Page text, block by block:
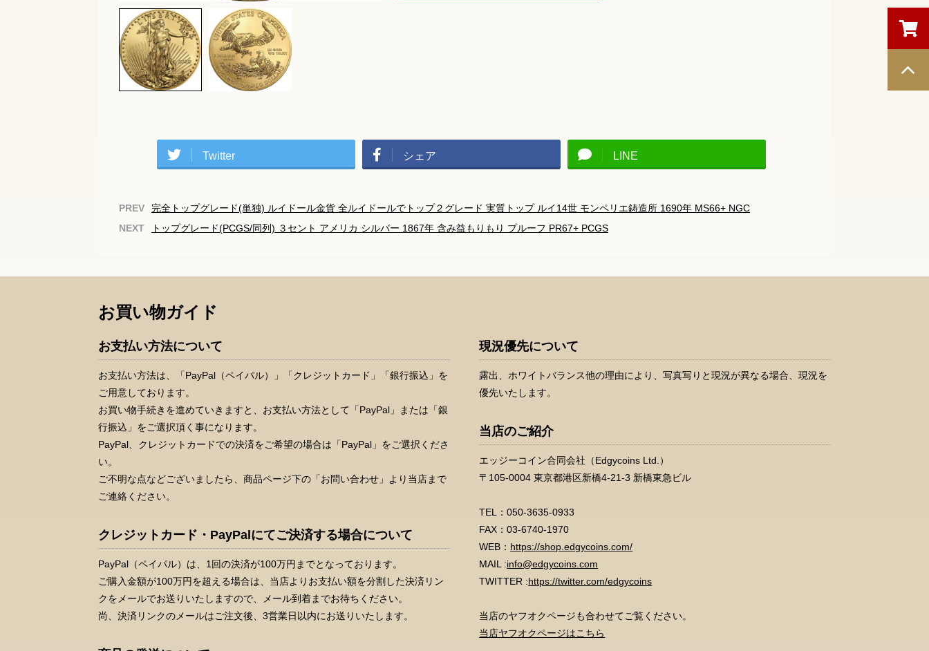
Twitter シェア LINE
完全トップグレード(単独) ルイドール金貨 全ルイドールでトップ２グレード 実質トップ ルイ14世 モンペリエ鋳造所 1690年 MS66+ NGC
トップグレード(PCGS/同列) ３セント アメリカ シルバー 1867年 含み益もりもり プルーフ PR67+ PCGS
お買い物ガイド
お支払い方法について
お支払い方法は、「PayPal（ペイパル）」「クレジットカード」「銀行振込」を
ご用意しております。
お買い物手続きを進めていきますと、お支払い方法として「PayPal」または「銀
行振込」をご選択頂く事になります。
PayPal、クレジットカードでの決済をご希望の場合は「PayPal」をご選択くださ
い。
ご不明な点などございましたら、商品ページ下の「お問い合わせ」より当店まで
ご連絡ください。
クレジットカード・PayPalにてご決済する場合について
PayPal（ペイパル）は、1回の決済が100万円までとなっております。
ご購入金額が100万円を超える場合は、当店よりお支払い額を分割した決済リン
クをメールでお送りいたしますので、メール到着までお待ちください。
尚、決済リンクのメールはご注文後、3営業日以内にお送りいたします。
現況優先について
露出、ホワイトバランス他の理由により、写真写りと現況が異なる場合、現況を
優先いたします。
当店のご紹介
エッジーコイン合同会社（Edgycoins Ltd.）
〒105-0004 東京都港区新橋4-21-3 新橋東急ビル
TEL：050-3635-0933
FAX：03-6740-1970
WEB： https://shop.edgycoins.com/
MAIL :info@edgycoins.com
TWITTER :https://twitter.com/edgycoins
当店のヤフオクページも合わせてご覧ください。
当店ヤフオクページはこちら